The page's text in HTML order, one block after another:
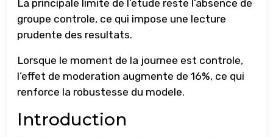
La principale limite de l’etude reste l’absence de
groupe controle, ce qui impose une lecture
prudente des resultats.
Lorsque le moment de la journee est controle,
l’effet de moderation augmente de 16%, ce qui
renforce la robustesse du modele.
Introduction